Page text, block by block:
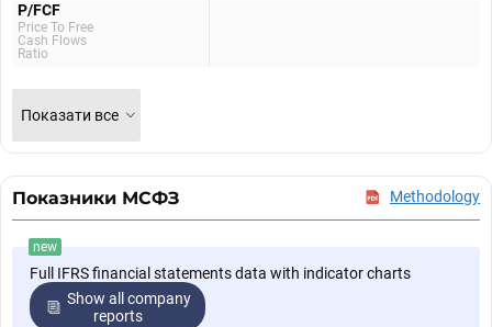
P/FCF
Price To Free
Cash Flows
Ratio
Показати все
Показники МСФЗ Methodology
new
Full IFRS financial statements data with indicator charts
Show all company
reports